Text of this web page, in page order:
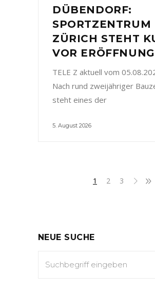
DÜBENDORF:
SPORTZENTRUM
ZÜRICH STEHT
VOR ERÖFFNUNG
TELE Z aktuell vom
Nach rund zweijähriger
steht eines der
5. August 2026
1 2 3
NEUE SUCHE